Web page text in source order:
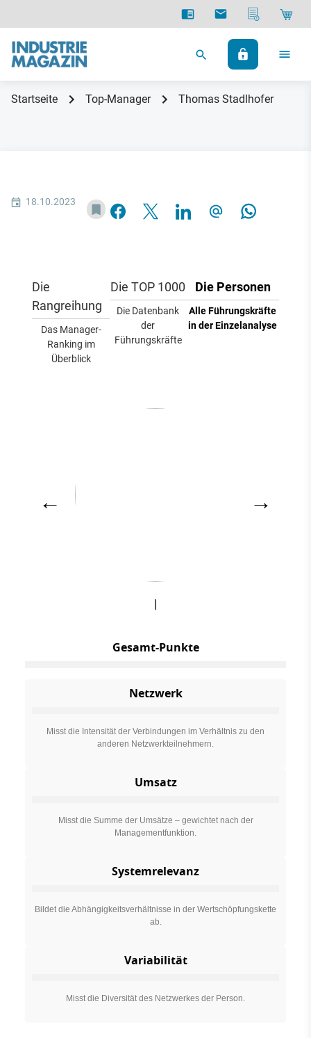
Startseite Top-Manager Thomas Stadlhofer
18.10.2023
Die
Rangreihung
Das Manager-
Ranking im
Überblick
Die TOP 1000
Die Datenbank
der
Führungskräfte
Die Personen
Alle Führungskräfte
in der Einzelanalyse
← →
Gesamt-Punkte
Netzwerk
Misst die Intensität der Verbindungen im Verhältnis zu den
anderen Netzwerkteilnehmern.
Umsatz
Misst die Summe der Umsätze – gewichtet nach der
Managementfunktion.
Systemrelevanz
Bildet die Abhängigkeitsverhältnisse in der Wertschöpfungskette
ab.
Variabilität
Misst die Diversität des Netzwerkes der Person.